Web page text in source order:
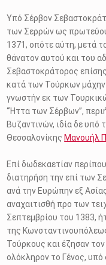
Υπό Σέρβον
των Σερρών ως
1371, οπότε αύτη, μετά
θάνατον αυτού και του
Σεβαστοκράτορος
κατά των Τούρκων
γνωστήν εκ των
“Ήττα των Σέρβων”,
Βυζαντινών, ιδία δε υπό
ΘεσσαλονίκηςΜανουήλ
Επί δωδεκαετίαν
διατηρήση την επί των
ανά την Ευρώπην εξ
αναχαιτισθή προ των
Σεπτεμβρίου του 1383,
της
Τούρκους και έζησαν
ολόκληρον το Γένος, υπό